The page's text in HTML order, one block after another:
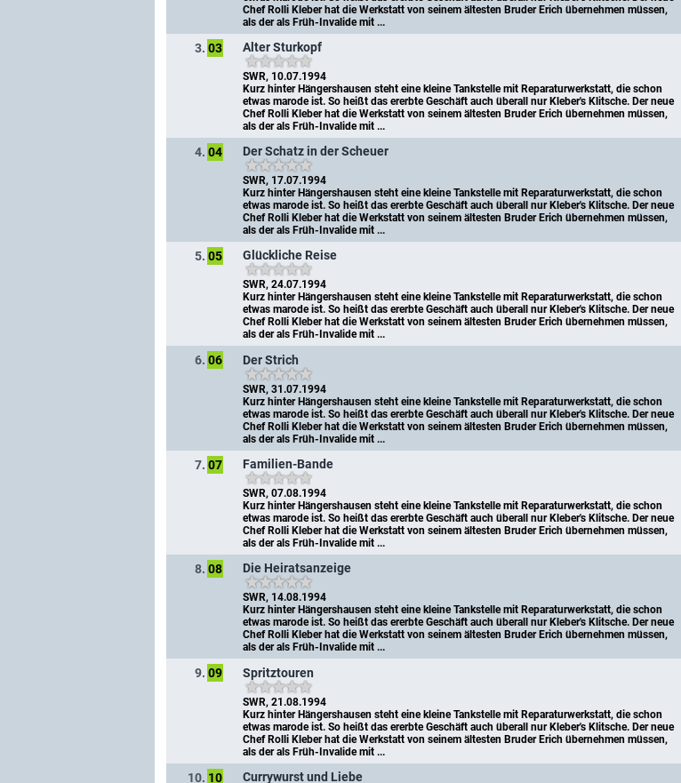
Chef Rolli Kleber hat die Werkstatt von seinem ältesten Bruder Erich übernehmen müssen,
als der als Früh-Invalide mit ...
3. 03 Alter Sturkopf
SWR, 10.07.1994
Kurz hinter Hängershausen steht eine kleine Tankstelle mit Reparaturwerkstatt, die schon
etwas marode ist. So heißt das ererbte Geschäft auch überall nur Kleber's Klitsche. Der neue
Chef Rolli Kleber hat die Werkstatt von seinem ältesten Bruder Erich übernehmen müssen,
als der als Früh-Invalide mit ...
4. 04 Der Schatz in der Scheuer
SWR, 17.07.1994
Kurz hinter Hängershausen steht eine kleine Tankstelle mit Reparaturwerkstatt, die schon
etwas marode ist. So heißt das ererbte Geschäft auch überall nur Kleber's Klitsche. Der neue
Chef Rolli Kleber hat die Werkstatt von seinem ältesten Bruder Erich übernehmen müssen,
als der als Früh-Invalide mit ...
5. 05 Glückliche Reise
SWR, 24.07.1994
Kurz hinter Hängershausen steht eine kleine Tankstelle mit Reparaturwerkstatt, die schon
etwas marode ist. So heißt das ererbte Geschäft auch überall nur Kleber's Klitsche. Der neue
Chef Rolli Kleber hat die Werkstatt von seinem ältesten Bruder Erich übernehmen müssen,
als der als Früh-Invalide mit ...
6. 06 Der Strich
SWR, 31.07.1994
Kurz hinter Hängershausen steht eine kleine Tankstelle mit Reparaturwerkstatt, die schon
etwas marode ist. So heißt das ererbte Geschäft auch überall nur Kleber's Klitsche. Der neue
Chef Rolli Kleber hat die Werkstatt von seinem ältesten Bruder Erich übernehmen müssen,
als der als Früh-Invalide mit ...
7. 07 Familien-Bande
SWR, 07.08.1994
Kurz hinter Hängershausen steht eine kleine Tankstelle mit Reparaturwerkstatt, die schon
etwas marode ist. So heißt das ererbte Geschäft auch überall nur Kleber's Klitsche. Der neue
Chef Rolli Kleber hat die Werkstatt von seinem ältesten Bruder Erich übernehmen müssen,
als der als Früh-Invalide mit ...
8. 08 Die Heiratsanzeige
SWR, 14.08.1994
Kurz hinter Hängershausen steht eine kleine Tankstelle mit Reparaturwerkstatt, die schon
etwas marode ist. So heißt das ererbte Geschäft auch überall nur Kleber's Klitsche. Der neue
Chef Rolli Kleber hat die Werkstatt von seinem ältesten Bruder Erich übernehmen müssen,
als der als Früh-Invalide mit ...
9. 09 Spritztouren
SWR, 21.08.1994
Kurz hinter Hängershausen steht eine kleine Tankstelle mit Reparaturwerkstatt, die schon
etwas marode ist. So heißt das ererbte Geschäft auch überall nur Kleber's Klitsche. Der neue
Chef Rolli Kleber hat die Werkstatt von seinem ältesten Bruder Erich übernehmen müssen,
als der als Früh-Invalide mit ...
10. 10 Currywurst und Liebe